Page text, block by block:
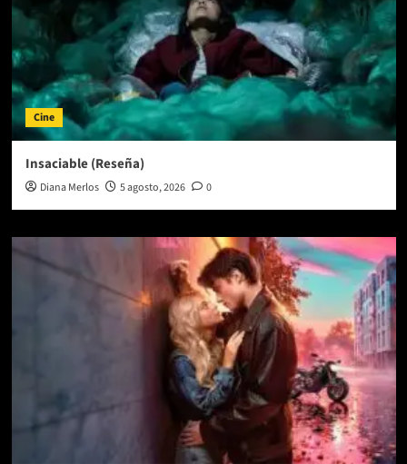
Cine
Insaciable (Reseña)
Diana Merlos 5 agosto, 2026 0